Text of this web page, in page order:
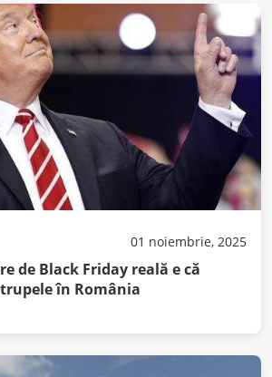
01 noiembrie, 2025
de Black Friday reală e că
în România